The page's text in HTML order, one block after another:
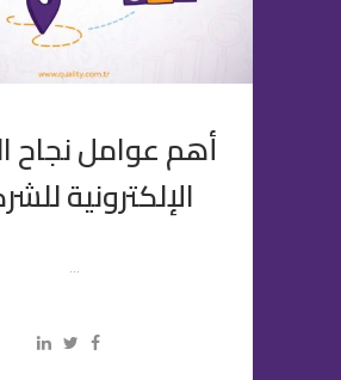
أهم عوامل نجاح
الإلكترونية
...